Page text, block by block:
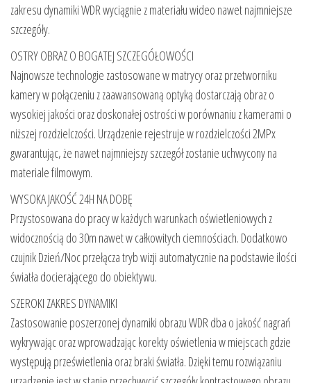
zakresu dynamiki WDR wyciągnie z materiału wideo nawet najmniejsze
szczegóły.
OSTRY OBRAZ O BOGATEJ SZCZEGÓŁOWOŚCI
Najnowsze technologie zastosowane w matrycy oraz przetworniku
kamery w połączeniu z zaawansowaną optyką dostarczają obraz o
wysokiej jakości oraz doskonałej ostrości w porównaniu z kamerami o
niższej rozdzielczości. Urządzenie rejestruje w rozdzielczości 2MPx
gwarantując, że nawet najmniejszy szczegół zostanie uchwycony na
materiale filmowym.
WYSOKA JAKOŚĆ 24H NA DOBĘ
Przystosowana do pracy w każdych warunkach oświetleniowych z
widocznością do 30m nawet w całkowitych ciemnościach. Dodatkowo
czujnik Dzień/Noc przełącza tryb wizji automatycznie na podstawie ilości
światła docierającego do obiektywu.
SZEROKI ZAKRES DYNAMIKI
Zastosowanie poszerzonej dynamiki obrazu WDR dba o jakość nagrań
wykrywając oraz wprowadzając korekty oświetlenia w miejscach gdzie
występują prześwietlenia oraz braki światła. Dzięki temu rozwiązaniu